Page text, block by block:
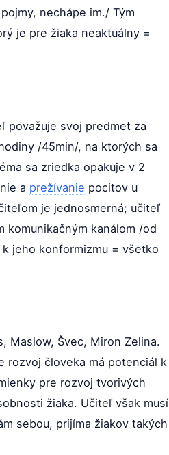
nechápe im./ Tým
je pre žiaka neaktuálny =
považuje svoj predmet za
/45min/, na ktorých sa
sa zriedka opakuje v 2
a prežívanie pocitov u
je jednosmerná; učiteľ
komunikačným kanálom /od
jeho konformizmu = všetko
Maslow, Švec, Miron Zelina.
rozvoj človeka má potenciál k
pre rozvoj tvorivých
žiaka. Učiteľ však musí
sebou, prijíma žiakov takých